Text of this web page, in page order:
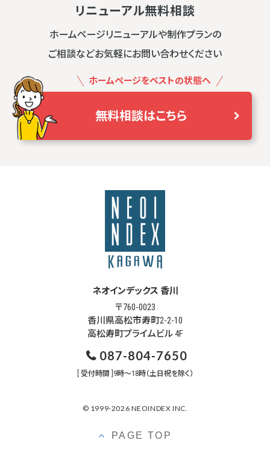
リニューアル無料相談
ホームページリニューアルや制作プランの
ご相談などお気軽にお問い合わせください
ホームページをベストの状態へ
無料相談はこちら
ネオインデックス 香川
〒760-0023
香川県高松市寿町2-2-10
高松寿町プライムビル 4F
087-804-7650
[ 受付時間 ]9時～18時（土日祝を除く）
© 1999-2026 NEOINDEX INC.
PAGE TOP